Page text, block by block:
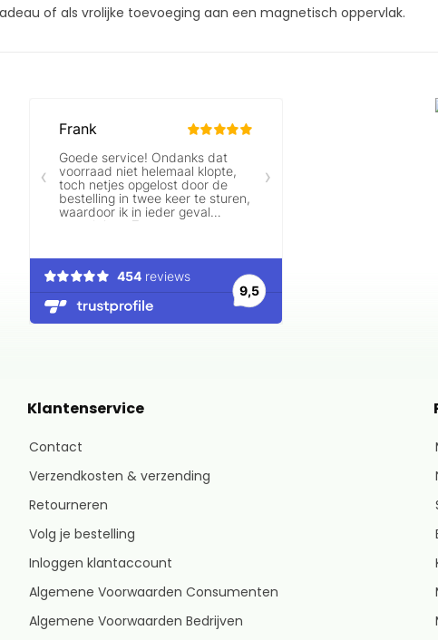
of als vrolijke toevoeging aan een magnetisch oppervlak.
Klantenservice
Contact
Verzendkosten & verzending
Retourneren
Volg je bestelling
Inloggen klantaccount
Algemene Voorwaarden Consumenten
Algemene Voorwaarden Bedrijven